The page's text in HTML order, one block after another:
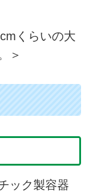
くらいの大
＞
ック製容器